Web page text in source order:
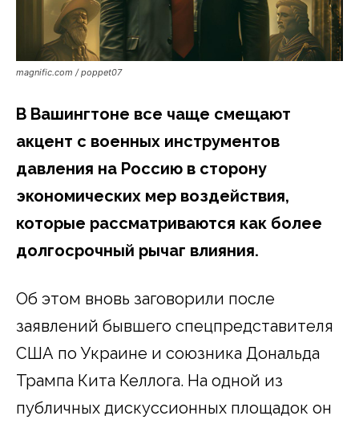
magnific.com / poppet07
В Вашингтоне все чаще смещают
акцент с военных инструментов
давления на Россию в сторону
экономических мер воздействия,
которые рассматриваются как более
долгосрочный рычаг влияния.
Об этом вновь заговорили после
заявлений бывшего спецпредставителя
США по Украине и союзника Дональда
Трампа Кита Келлога. На одной из
публичных дискуссионных площадок он